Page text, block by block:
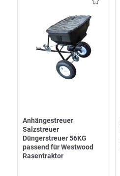
Anhängestreuer
Salzstreuer
Düngerstreuer 56KG
passend für Westwood
Rasentraktor